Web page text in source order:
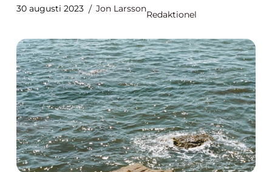
30 augusti 2023 Jon Larsson
Redaktionel